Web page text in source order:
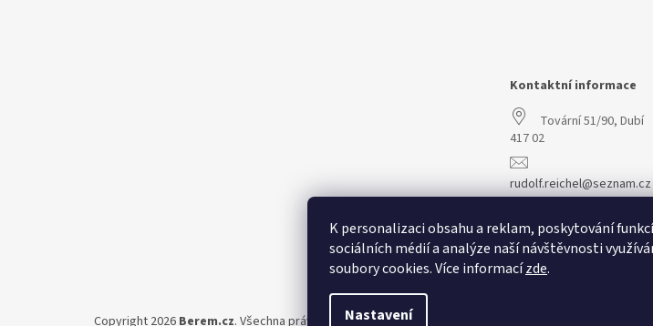
K personalizaci obsahu a reklam, poskytování funkcí
sociálních médií a analýze naší návštěvnosti
soubory cookies. Více informacízde.
Nastavení
Kontaktní informace
Tovární 51/90, Dubí
417 02
rudolf.reichel@seznam.cz
Copyright 2026 Berem.cz. Všechna práva vyhrazena.Upravit nastavení cookies